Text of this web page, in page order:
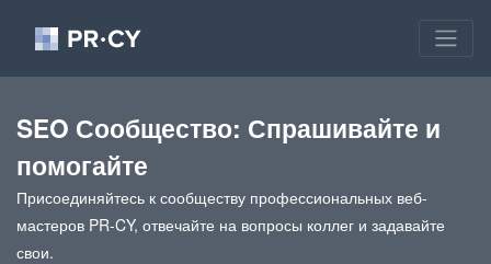
SEO Сообщество: Спрашивайте и
помогайте
Присоединяйтесь к сообществу профессиональных веб-
мастеров PR-CY, отвечайте на вопросы коллег и задавайте
свои.